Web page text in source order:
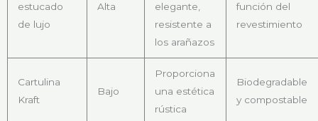
estucado
de lujo
Alta
elegante,
resistente a
los arañazos
función del
revestimiento
Cartulina
Kraft
Bajo
Proporciona
una estética
rústica
Biodegradable
y compostable